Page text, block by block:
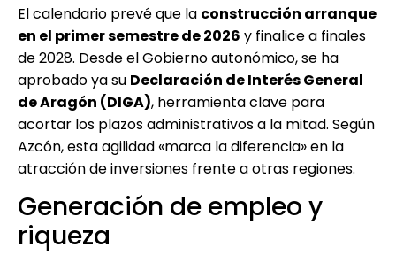
El calendario prevé que la construcción arranque
en el primer semestre de 2026 y finalice a finales
de 2028. Desde el Gobierno autonómico, se ha
aprobado ya su Declaración de Interés General
de Aragón (DIGA), herramienta clave para
acortar los plazos administrativos a la mitad. Según
Azcón, esta agilidad «marca la diferencia» en la
atracción de inversiones frente a otras regiones.
Generación de empleo y
riqueza